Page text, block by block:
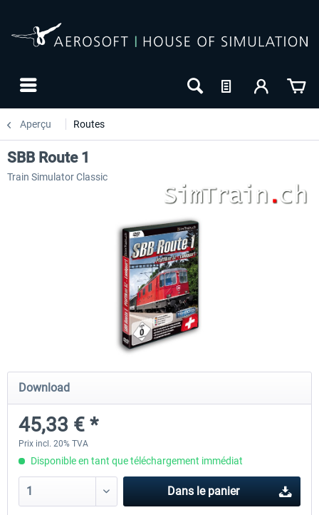
Aperçu Routes
Koeblitzer Mountain Route 3 reloaded
30,20 € *
VirtualTracks - Ringbahn
SBB Route 1
Train Simulator Classic
Download
45,33 € *
Prix incl. 20% TVA
Disponible en tant que téléchargement immédiat
Dans le panier